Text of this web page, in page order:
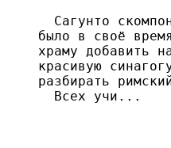
Сагунто
было в своё
храму добавить
красивую
разбирать
  Всех учи...